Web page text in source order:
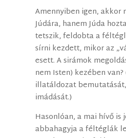
Amennyiben igen, akkor
Júdára, hanem Júda
tetszik, feldobta a
sírni kezdett, mikor az
esett. A sirámok
nem Isten) kezében
illatáldozat
imádását.)
Hasonlóan, a mai hívő is
abbahagyja a féltéglák